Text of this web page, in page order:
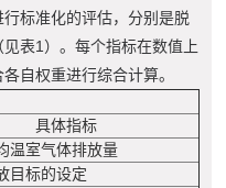
标准化的评估，分别是脱
表1）。每个指标在数值上
自权重进行综合计算。
具体指标
温室气体排放量
目标的设定